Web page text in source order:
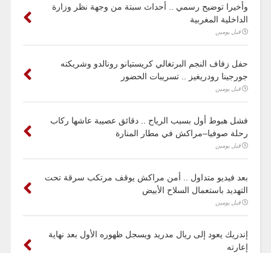
وأخيرا توضيح رسمي .. أحداث سبتة من وجهة نظر وزارة
الداخلية المغربية
قبل يومين
حفل زفاف النجم البرتغالي كريستيانو رونالدو وشريكته
جورجينا رودريغيز .. تسريبات الحضور
قبل يومين
فشل هبوط أول بسبب الرياح .. دقائق عصيبة عاشها ركاب
رحلة صوفيا–مراكش في مطار المنارة
قبل يومين
بعد فيديو متداول .. أمن مراكش يوقف مرتكب سرقة تحت
التهديد باستعمال السلاح الأبيض
قبل يومين
إندريك يعود إلى ريال مدريد ويسجل ظهوره الأول بعد نهاية
إعارته